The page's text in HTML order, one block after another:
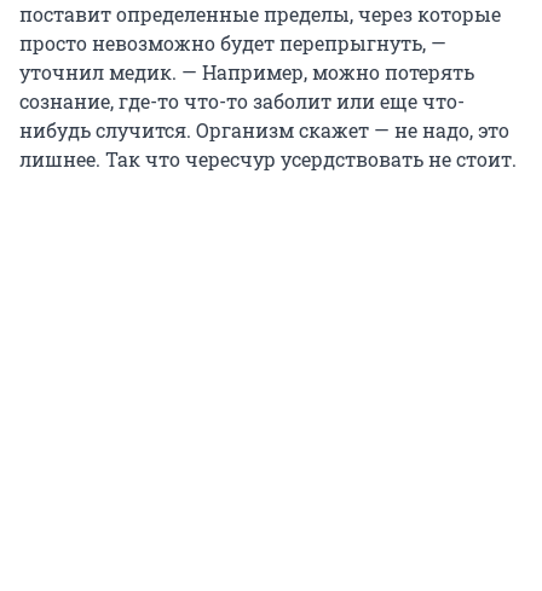
поставит определенные пределы, через которые
просто невозможно будет перепрыгнуть, —
уточнил медик. — Например, можно потерять
сознание, где-то что-то заболит или еще что-
нибудь случится. Организм скажет — не надо, это
лишнее. Так что чересчур усердствовать не стоит.